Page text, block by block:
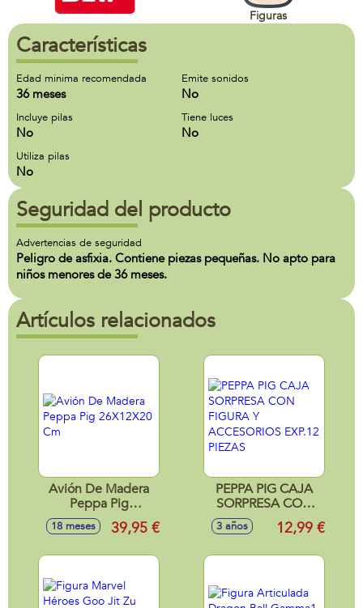
Figuras
Características
Edad minima recomendada
36 meses
Emite sonidos
No
Incluye pilas
No
Tiene luces
No
Utiliza pilas
No
Seguridad del producto
Advertencias de seguridad
Peligro de asfixia. Contiene piezas pequeñas. No apto para
niños menores de 36 meses.
Artículos relacionados
Avión De Madera
Peppa Pig
26X12X20 Cm
18 meses 39,95 €
PEPPA PIG CAJA
SORPRESA CON
FIGURA Y
ACCESORIOS
3 años 12,99 €